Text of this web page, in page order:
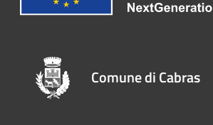
Comune di Cabras